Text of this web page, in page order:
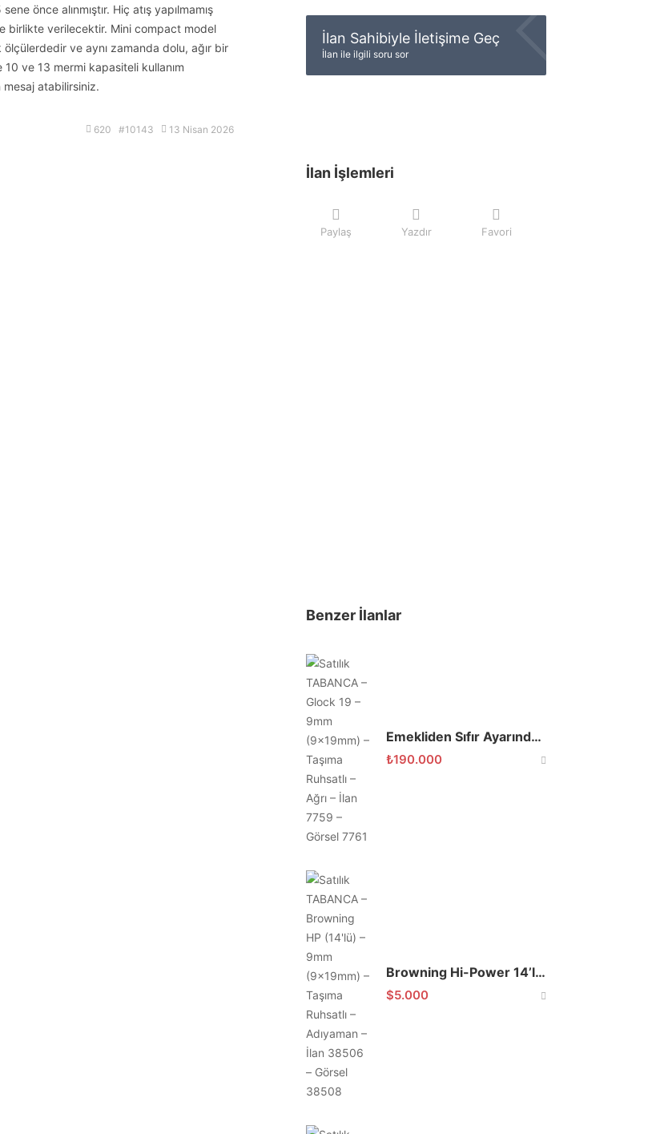
önce alınmıştır. Hiç atış yapılmamış
birlikte verilecektir. Mini compact model
ve aynı zamanda dolu, ağır bir
ve 13 mermi kapasiteli kullanım
mesaj atabilirsiniz.
620 #10143 13 Nisan 2026
İlan Sahibiyle İletişime Geç
İlan ile ilgili soru sor
İlan İşlemleri
Paylaş Yazdır Favori
Benzer İlanlar
Emekliden Sıfır Ayarında Glock 19 Gen 4
₺190.000
Browning Hi-Power 14’lü 9×19 Kusursuz
$5.000